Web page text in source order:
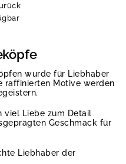
wurde für Liebhaber
raffinierten Motive werden
viel Liebe zum Detail
Geschmack für
Liebhaber der